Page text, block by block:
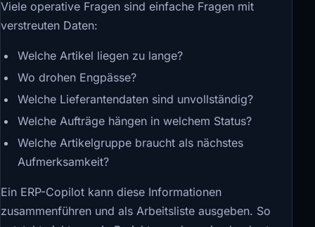
Viele operative Fragen sind einfache Fragen mit
verstreuten Daten:
Welche Artikel liegen zu lange?
Wo drohen Engpässe?
Welche Lieferantendaten sind unvollständig?
Welche Aufträge hängen in welchem Status?
Welche Artikelgruppe braucht als nächstes
Aufmerksamkeit?
Ein ERP-Copilot kann diese Informationen
zusammenführen und als Arbeitsliste ausgeben. So